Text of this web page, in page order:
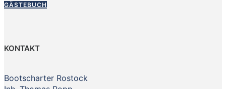
GÄSTEBUCH
KONTAKT
Bootscharter Rostock